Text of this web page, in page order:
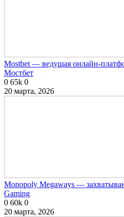
Mostbet — ведущая онлайн-
Мостбет
0 65k 0
20 марта, 2026
Monopoly Megaways —
Gaming
0 60k 0
20 марта, 2026